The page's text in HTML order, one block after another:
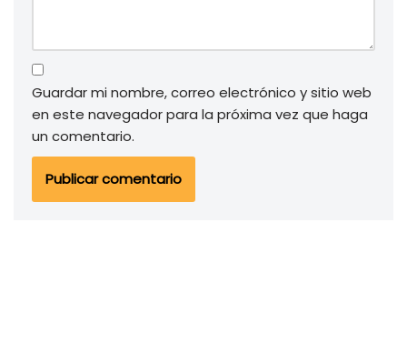
Guardar mi nombre, correo electrónico y sitio web
en este navegador para la próxima vez que haga
un comentario.